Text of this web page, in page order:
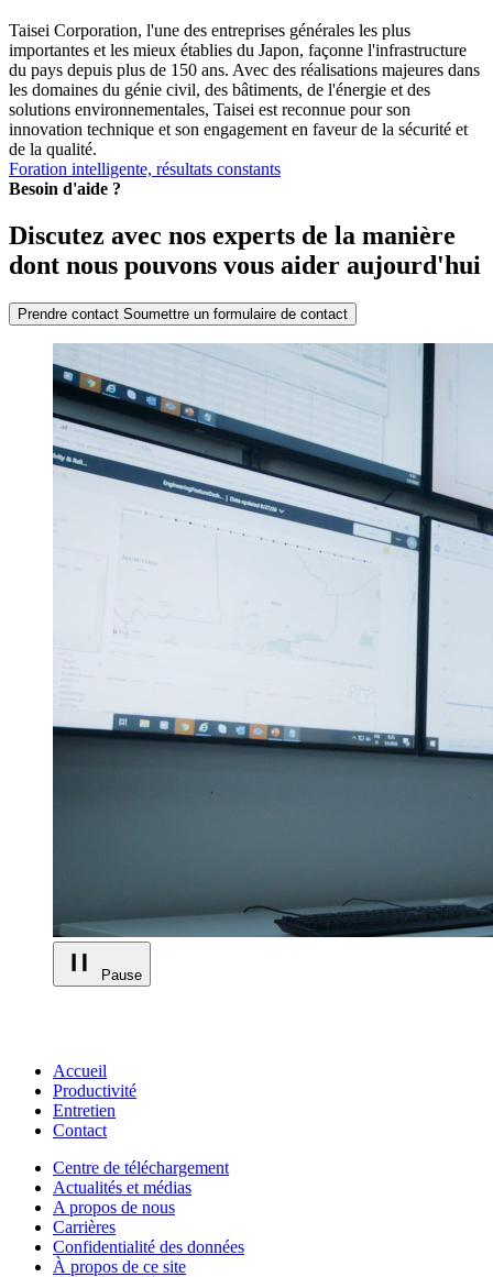
Taisei Corporation, l'une des entreprises générales les plus
importantes et les mieux établies du Japon, façonne l'infrastructure
du pays depuis plus de 150 ans. Avec des réalisations majeures dans
les domaines du génie civil, des bâtiments, de l'énergie et des
solutions environnementales, Taisei est reconnue pour son
innovation technique et son engagement en faveur de la sécurité et
de la qualité.
Foration intelligente, résultats constants
Besoin d'aide ?
Discutez avec nos experts de la manière
dont nous pouvons vous aider aujourd'hui
Prendre contact Soumettre un formulaire de contact
Pause
Accueil
Productivité
Entretien
Contact
Centre de téléchargement
Actualités et médias
A propos de nous
Carrières
Confidentialité des données
À propos de ce site